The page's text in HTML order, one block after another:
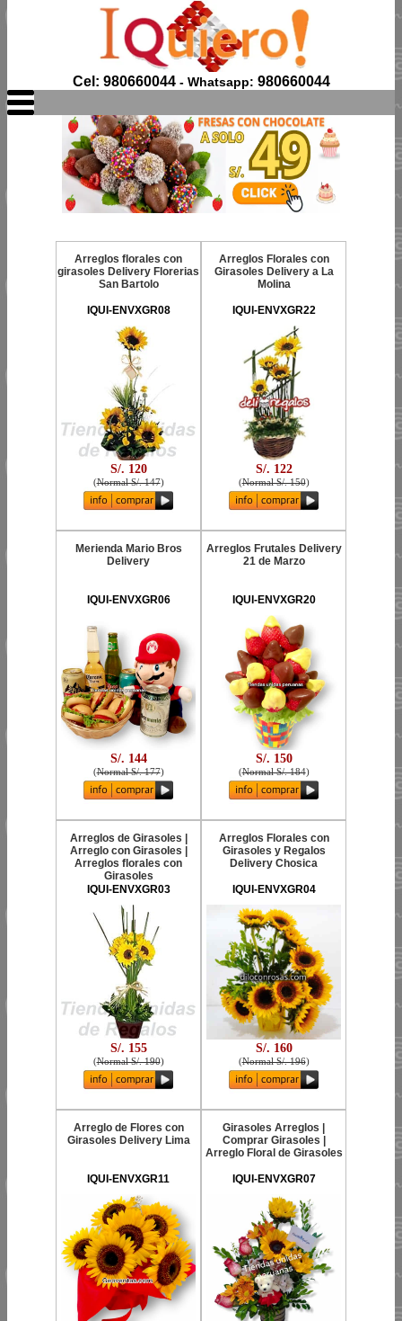
Cel: 980660044- Whatsapp: 980660044
Arreglos florales con
girasoles Delivery Florerias
San Bartolo
IQUI-ENVXGR08
S/. 120
(Normal S/. 147)
Arreglos Florales con
Girasoles Delivery a La
Molina
IQUI-ENVXGR22
S/. 122
(Normal S/. 150)
Merienda Mario Bros
Delivery
IQUI-ENVXGR06
S/. 144
(Normal S/. 177)
Arreglos Frutales Delivery
21 de Marzo
IQUI-ENVXGR20
S/. 150
(Normal S/. 184)
Arreglos de Girasoles |
Arreglo con Girasoles |
Arreglos florales con
Girasoles
IQUI-ENVXGR03
S/. 155
(Normal S/. 190)
Arreglos Florales con
Girasoles y Regalos
Delivery Chosica
IQUI-ENVXGR04
S/. 160
(Normal S/. 196)
Arreglo de Flores con
Girasoles Delivery Lima
IQUI-ENVXGR11
Girasoles Arreglos |
Comprar Girasoles |
Arreglo Floral de Girasoles
IQUI-ENVXGR07